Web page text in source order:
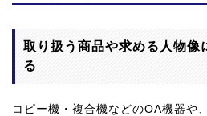
取り扱う商品や求める人物像
る
コピー機・複合機などのOA機器や